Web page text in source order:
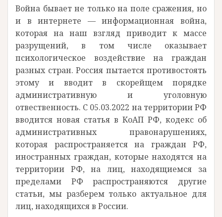
Война бывает не только на поле сражения, но
и в интернете — информационная война,
которая на наш взгляд приводит к массе
разрущений, в том числе оказывает
психологическое воздействие на граждан
разных стран. Россия пытается противостоять
этому и вводит в скорейщем порядке
административную и уголовную
отвественность. С 05.03.2022 на территории РФ
вводится новая статья в КоАП РФ, кодекс об
административных правонарушениях,
которая распространяется на граждан РФ,
иностранных граждан, которые находятся на
территории РФ, на лиц, находящиемся за
пределами РФ распространяются другие
статьи, мы разберем только актуальное для
лиц, находящихся в России.